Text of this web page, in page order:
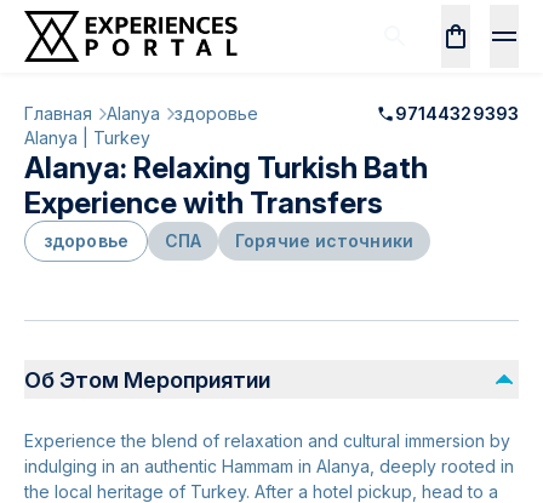
Главная Alanya здоровье
97144329393
Alanya | Turkey
Alanya: Relaxing Turkish Bath
Experience with Transfers
здоровье СПА Горячие источники
Об Этом Мероприятии
Experience the blend of relaxation and cultural immersion by
indulging in an authentic Hammam in Alanya, deeply rooted in
the local heritage of Turkey. After a hotel pickup, head to a